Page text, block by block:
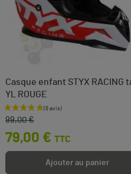
Casque enfant STYX RACING
YL ROUGE
Prix de base
99,00 €
Prix
79,00 € TTC
Ajouter au panier